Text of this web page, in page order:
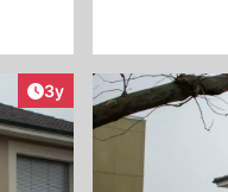
Artikel veröffentlicht:
3y